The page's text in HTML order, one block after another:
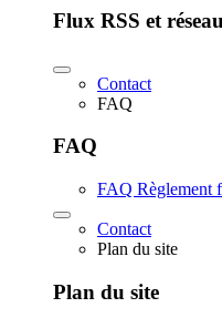
Flux RSS et
Contact
FAQ
FAQ
FAQ Règlement
Contact
Plan du site
Plan du site